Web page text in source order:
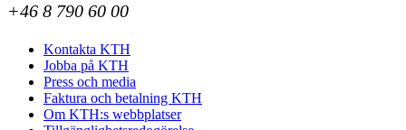
+46 8 790 60 00
Kontakta KTH
Jobba på KTH
Press och media
Faktura och betalning KTH
Om KTH:s webbplatser